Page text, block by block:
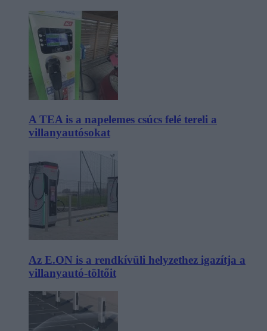
A TEA is a napelemes csúcs felé tereli a
villanyautósokat
Az E.ON is a rendkívüli helyzethez igazítja a
villanyautó-töltőit